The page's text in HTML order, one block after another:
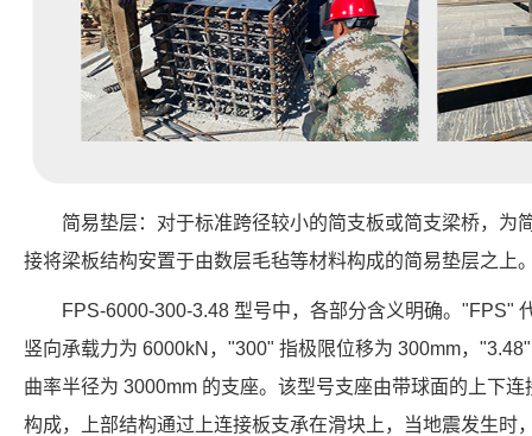
简易垫层：对于标准跨径较小的简支板或简支梁桥，为
接将梁板结构安置于由数层毛毡等材料构成的简易垫层之上
FPS-6000-300-3.48 型号中，各部分含义明确。"FPS"
竖向承载力为 6000kN，"300" 指极限位移为 300mm，
曲率半径为 3000mm 的支座。该型号支座由带球面的上下
构成，上部结构通过上连接板支承在滑块上，当地震发生时